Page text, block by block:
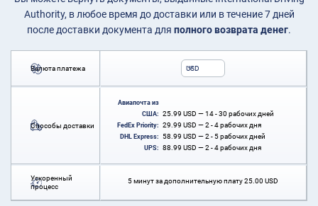
Authority, в любое время до доставки или в течение 7 дней
после доставки документа для полного возврата денег.
Валюта платежа USD
Способы доставки
Авиапочта из
США:
25.99 USD — 14 - 30 рабочих дней
FedEx Priority: 29.99 USD — 2 - 4 рабочих дня
DHL Express: 58.99 USD — 2 - 5 рабочих дней
UPS: 88.99 USD — 2 - 4 рабочих дня
Ускоренный
процесс
5 минут за дополнительную плату25.00 USD